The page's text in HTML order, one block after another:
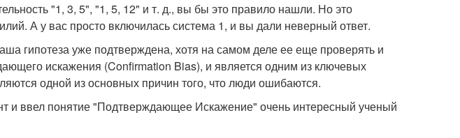
"1, 3, 5", "1, 5, 12" и т. д., вы бы это правило нашли. Но это
А у вас просто включилась система 1, и вы дали неверный ответ.
гипотеза уже подтверждена, хотя на самом деле ее еще проверять и
искажения (Confirmation Bias), и является одним из ключевых
одной из основных причин того, что люди ошибаются.
и ввел понятие "Подтверждающее Искажение" очень интересный ученый